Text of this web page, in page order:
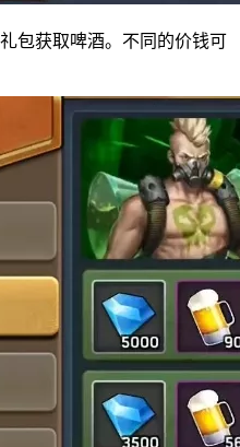
包获取啤酒。不同的价钱可